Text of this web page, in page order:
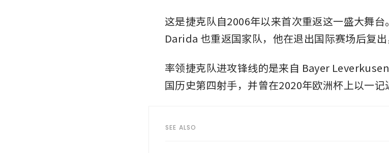
这是捷克队自2006年以来首次重返这一盛大舞
Darida 也重返国家队，他在退出国际赛场后复出
率领捷克队进攻锋线的是来自 Bayer
国历史第四射手，并曾在2020年欧洲杯上以一记
SEE ALSO